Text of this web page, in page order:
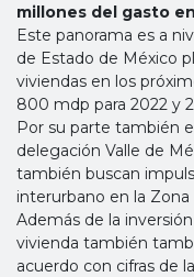
millones del gasto
Este panorama es a
de Estado de México
viviendas en los
800 mdp para 2022 y
Por su parte también
delegación Valle de
también buscan
interurbano en la
Además de la
vivienda también
acuerdo con cifras de